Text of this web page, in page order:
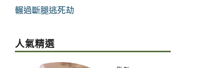
輾過斷腿逃死劫
人氣精選